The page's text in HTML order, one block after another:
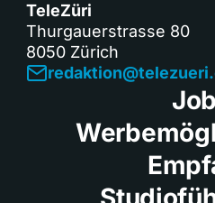
TeleZüri
Thurgauerstrasse 80
8050 Zürich